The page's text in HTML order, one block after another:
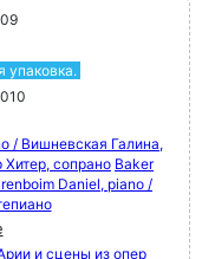
упаковка.
/ Вишневская Галина,
Хитер, сопрано Baker
Daniel, piano /
и сцены из опер